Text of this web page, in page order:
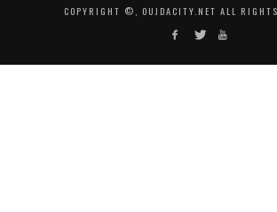
COPYRIGHT ©, OUJDACITY.NET ALL